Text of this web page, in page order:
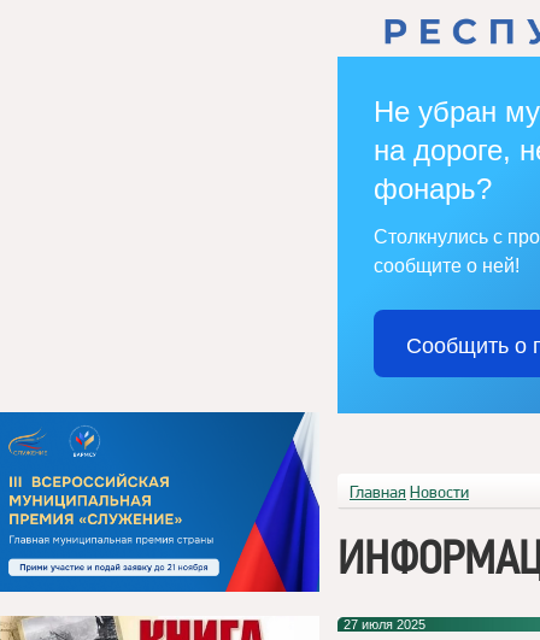
Не убран
на дороге,
фонарь?
Столкнулись с
сообщите о ней!
Сообщить о
Главная Новости
27 июля 2025